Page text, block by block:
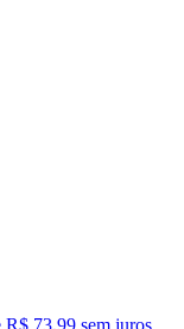
R$ 73,99 sem juros